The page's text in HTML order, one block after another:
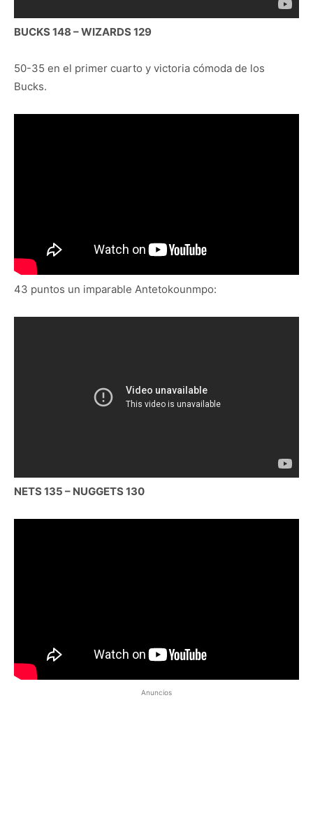
BUCKS 148 – WIZARDS 129
50-35 en el primer cuarto y victoria cómoda de los
Bucks.
43 puntos un imparable Antetokounmpo:
NETS 135 – NUGGETS 130
Anuncios